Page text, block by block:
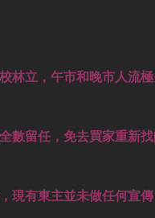
費HKD8,000）
林立， 午市和晚市人流極
數留任，免去買家重新
現有東主並未做任何宣